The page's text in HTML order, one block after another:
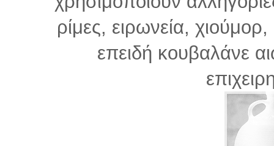
ρίμες, ειρωνεία, χιούμορ,
επειδή κουβαλάνε